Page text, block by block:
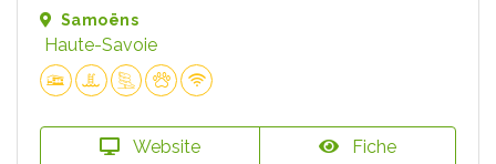
Samoëns
Haute-Savoie
Website Fiche